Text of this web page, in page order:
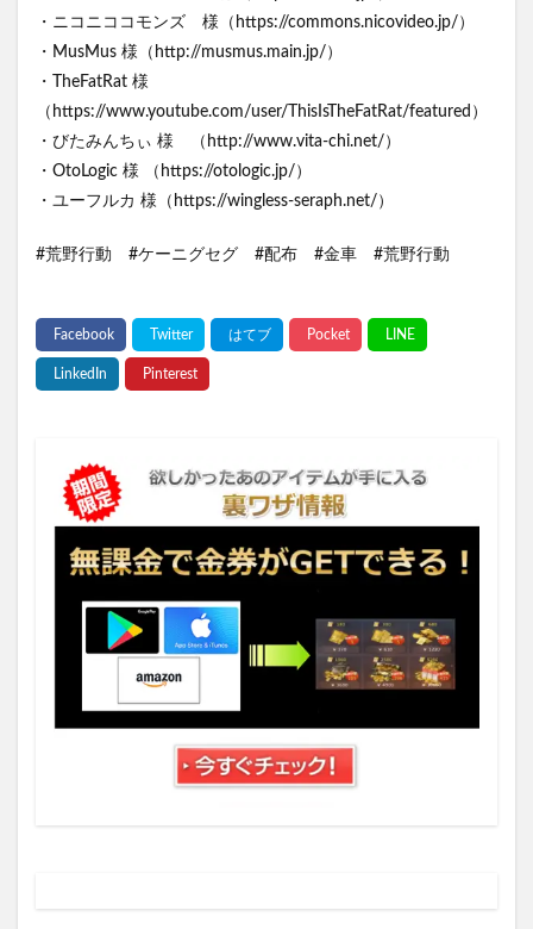
・ニコニココモンズ 様（https://commons.nicovideo.jp/）
・MusMus 様（http://musmus.main.jp/）
・TheFatRat 様
（https://www.youtube.com/user/ThisIsTheFatRat/featured）
・びたみんちぃ 様 （http://www.vita-chi.net/）
・OtoLogic 様 （https://otologic.jp/）
・ユーフルカ 様（https://wingless-seraph.net/）
#荒野行動 #ケーニグセグ #配布 #金車 #荒野行動